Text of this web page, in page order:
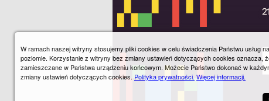
W ramach naszej witryny stosujemy pliki cookies w celu świadczenia Państwu usług
poziomie. Korzystanie z witryny bez zmiany ustawień dotyczących cookies oznacza,
zamieszczane w Państwa urządzeniu końcowym. Możecie Państwo dokonać w
zmiany ustawień dotyczących cookies. Polityka prywatności. Więcej informacji.